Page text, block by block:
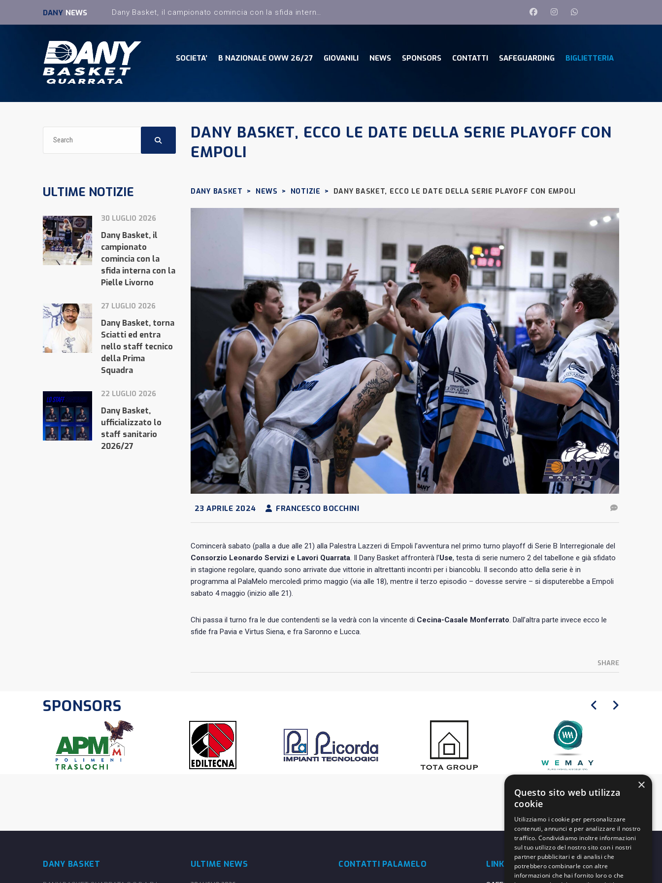
DANY NEWS
SOCIETA’ B NAZIONALE OWW 26/27 GIOVANILI NEWS SPONSORS CONTATTI SAFEGUARDING BIGLIETTERIA
DANY BASKET, ECCO LE DATE DELLA SERIE PLAYOFF CON
EMPOLI
DANY BASKET > NEWS > NOTIZIE > DANY BASKET, ECCO LE DATE DELLA SERIE PLAYOFF CON EMPOLI
23 APRILE 2024 FRANCESCO BOCCHINI
Comincerà sabato (palla a due alle 21) alla Palestra Lazzeri di Empoli l’avventura nel primo turno playoff di Serie B Interregionale del
Consorzio Leonardo Servizi e Lavori Quarrata. Il Dany Basket affronterà l’Use, testa di serie numero 2 del tabellone e già sfidato
in stagione regolare, quando sono arrivate due vittorie in altrettanti incontri per i biancoblu. Il secondo atto della serie è in
programma al PalaMelo mercoledì primo maggio (via alle 18), mentre il terzo episodio – dovesse servire – si disputerebbe a Empoli
sabato 4 maggio (inizio alle 21).
Chi passa il turno fra le due contendenti se la vedrà con la vincente di Cecina-Casale Monferrato. Dall’altra parte invece ecco le
sfide fra Pavia e Virtus Siena, e fra Saronno e Lucca.
SHARE
ULTIME NOTIZIE
30 LUGLIO 2026
Dany Basket, il
campionato
comincia con la
sfida interna con la
Pielle Livorno
27 LUGLIO 2026
Dany Basket, torna
Sciatti ed entra
nello staff tecnico
della Prima
Squadra
22 LUGLIO 2026
Dany Basket,
ufficializzato lo
staff sanitario
2026/27
SPONSORS
DANY BASKET ULTIME NEWS CONTATTI PALAMELO LINK UTILI
×
Questo sito web utilizza
cookie
Utilizziamo i cookie per personalizzare
contenuti, annunci e per analizzare il nostro
traffico. Condividiamo inoltre informazioni
sul tuo utilizzo del nostro sito con i nostri
partner pubblicitari e di analisi che
potrebbero combinarle con altre
informazioni che hai fornito loro o che